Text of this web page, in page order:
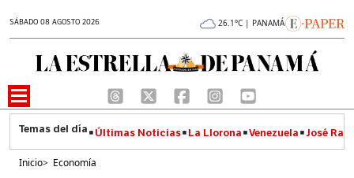
SÁBADO 08 AGOSTO 2026 26.1°C | PANAMÁ
Últimas Noticias La Llorona Venezuela José
Inicio> Economía